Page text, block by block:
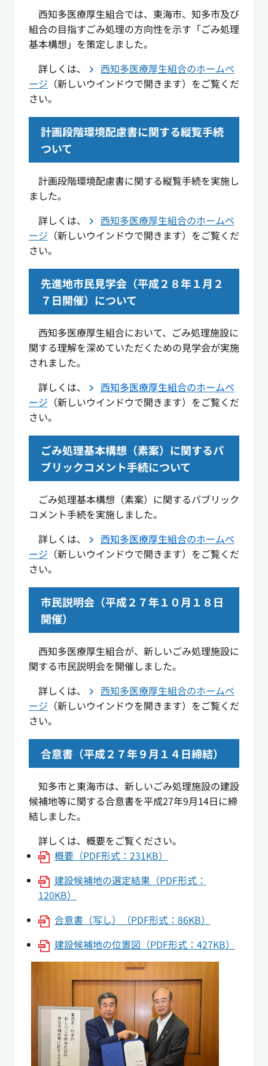
西知多医療厚生組合では、東海市、知多市及び
組合の目指すごみ処理の方向性を示す「ごみ処理
基本構想」を策定しました。
詳しくは、
西知多医療厚生組合のホームペ
ージ （新しいウインドウで開きます）をご覧くだ
さい。
計画段階環境配慮書に関する縦覧手続
ついて
計画段階環境配慮書に関する縦覧手続を実施し
ました。
詳しくは、
西知多医療厚生組合のホームペ
ージ （新しいウインドウで開きます）をご覧くだ
さい。
先進地市民見学会（平成２８年１月２
７日開催）について
西知多医療厚生組合において、ごみ処理施設に
関する理解を深めていただくための見学会が実施
されました。
詳しくは、
西知多医療厚生組合のホームペ
ージ （新しいウインドウで開きます）をご覧くだ
さい。
ごみ処理基本構想（素案）に関するパ
ブリックコメント手続について
ごみ処理基本構想（素案）に関するパブリック
コメント手続を実施しました。
詳しくは、
西知多医療厚生組合のホームペ
ージ （新しいウインドウで開きます）をご覧くだ
さい。
市民説明会（平成２７年１０月１８日
開催）
西知多医療厚生組合が、新しいごみ処理施設に
関する市民説明会を開催しました。
詳しくは、
西知多医療厚生組合のホームペ
ージ （新しいウインドウを開きます）をご覧くだ
さい。
合意書（平成２７年９月１４日締結）
知多市と東海市は、新しいごみ処理施設の建設
候補地等に関する合意書を平成27年9月14日に締
結しました。
詳しくは、概要をご覧ください。
概要（PDF形式：231KB）
建設候補地の選定結果（PDF形式：
120KB）
合意書（写し）（PDF形式：86KB）
建設候補地の位置図（PDF形式：427KB）